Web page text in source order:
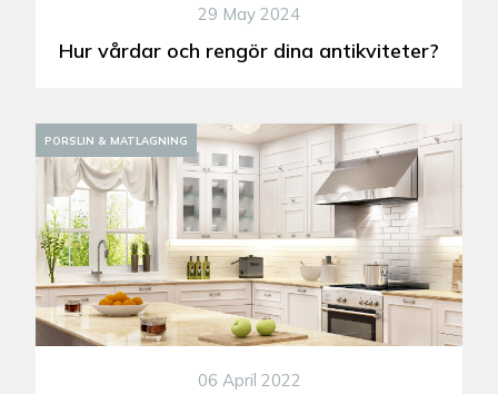
29 May 2024
Hur vårdar och rengör dina antikviteter?
PORSLIN & MATLAGNING
06 April 2022